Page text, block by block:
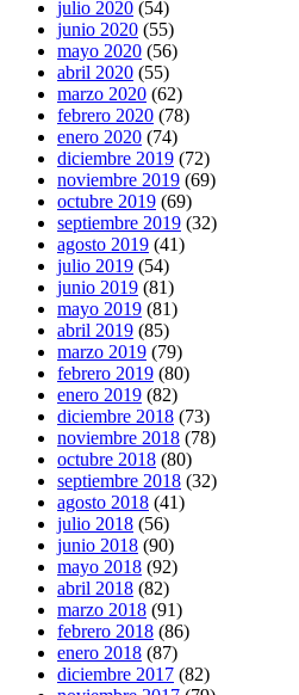
julio 2020 (54)
junio 2020 (55)
mayo 2020 (56)
abril 2020 (55)
marzo 2020 (62)
febrero 2020 (78)
enero 2020 (74)
diciembre 2019 (72)
noviembre 2019 (69)
octubre 2019 (69)
septiembre 2019 (32)
agosto 2019 (41)
julio 2019 (54)
junio 2019 (81)
mayo 2019 (81)
abril 2019 (85)
marzo 2019 (79)
febrero 2019 (80)
enero 2019 (82)
diciembre 2018 (73)
noviembre 2018 (78)
octubre 2018 (80)
septiembre 2018 (32)
agosto 2018 (41)
julio 2018 (56)
junio 2018 (90)
mayo 2018 (92)
abril 2018 (82)
marzo 2018 (91)
febrero 2018 (86)
enero 2018 (87)
diciembre 2017 (82)